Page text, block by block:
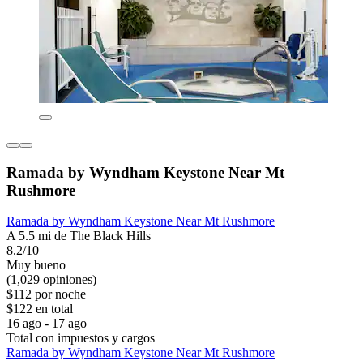
Ramada by Wyndham Keystone Near Mt
Rushmore
Ramada by Wyndham Keystone Near Mt Rushmore
A 5.5 mi de The Black Hills
8.2/10
Muy bueno
(1,029 opiniones)
$112 por noche
$122 en total
16 ago - 17 ago
Total con impuestos y cargos
Ramada by Wyndham Keystone Near Mt Rushmore